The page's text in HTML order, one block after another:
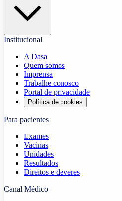
Institucional
A Dasa
Quem somos
Imprensa
Trabalhe conosco
Portal de privacidade
Política de cookies
Para pacientes
Exames
Vacinas
Unidades
Resultados
Direitos e deveres
Canal Médico